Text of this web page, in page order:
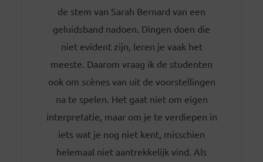
de stem van Sarah Bernard van een
geluidsband nadoen. Dingen doen die
niet evident zijn, leren je vaak het
meeste. Daarom vraag ik de studenten
ook om scènes van uit de voorstellingen
na te spelen. Het gaat niet om eigen
interpretatie, maar om je te verdiepen in
iets wat je nog niet kent, misschien
helemaal niet aantrekkelijk vind. Als